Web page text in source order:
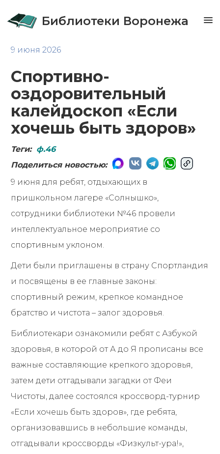
Библиотеки Воронежа
9 июня 2026
Спортивно-
оздоровительный
калейдоскоп «Если
хочешь быть здоров»
Теги: ф.46
Поделиться новостью:
9 июня для ребят, отдыхающих в
пришкольном лагере «Солнышко»,
сотрудники библиотеки №46 провели
интеллектуальное мероприятие со
спортивным уклоном.
Дети были приглашены в страну Спортландия
и посвящены в ее главные законы:
спортивный режим, крепкое командное
братство и чистота – залог здоровья.
Библиотекари ознакомили ребят с Азбукой
здоровья, в которой от А до Я прописаны все
важные составляющие крепкого здоровья,
затем дети отгадывали загадки от Феи
Чистоты, далее состоялся кроссворд-турнир
«Если хочешь быть здоров», где ребята,
организовавшись в небольшие команды,
отгадывали кроссворды «Физкульт-ура!»,